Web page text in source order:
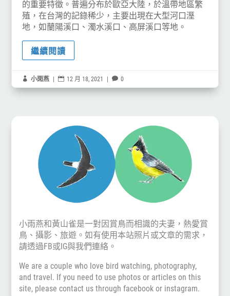
的重要特徵。普遍分布於歐亞大陸，於溫帶地區繁
殖，在台灣的記錄稀少，主要出現在大型河口溼
地，如蘭陽溪口、濁水溪口、高屏溪口等地。
繼續閱讀
 小雨燕  12 月 18, 2021  0
小雨燕和黃山雀是一對因賞鳥而相識的夫妻，熱愛賞
鳥、攝影、旅遊。如有使用本站照片或文章的需求，
請透過FB或 IG與我們連絡。
We are a couple who love bird watching, photography,
and travel. If you need to use photos or articles on this
site, please contact us throughfacebook or instagram.